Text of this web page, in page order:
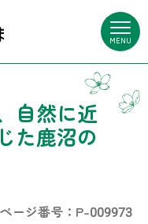
MENU
自然に近
た鹿沼の
ページ番号：P-009973